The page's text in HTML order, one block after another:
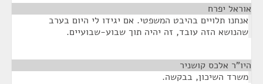
אוראל יפרח
אנחנו תלויים בהיבט המשפטי. אם יגידו לי היום בערב
שהנושא הזה עובד, זה יהיה תוך שבוע-שבועיים.
היו"ר אלכס קושניר
משרד השיכון, בבקשה.